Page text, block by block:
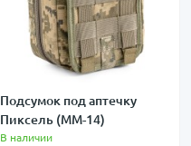
Подсумок под аптечку
Пиксель (ММ-14)
В наличии